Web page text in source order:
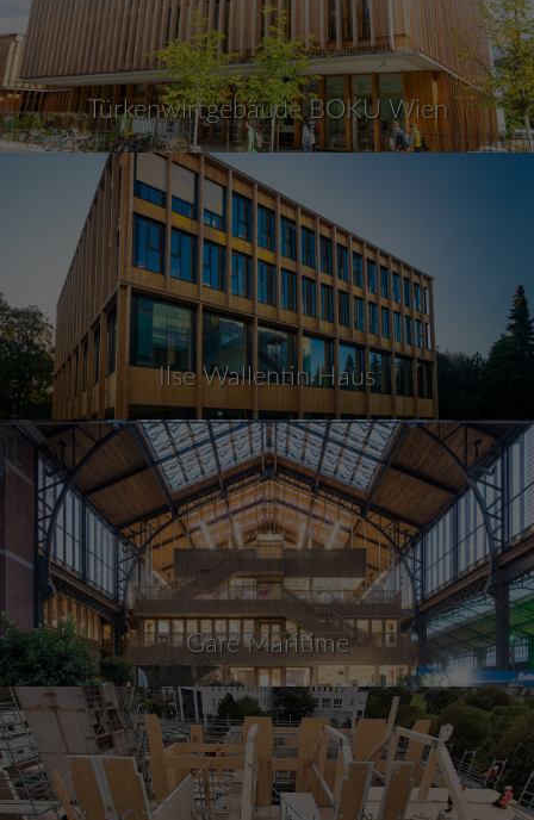
Türkenwirtgebäude BOKU Wien
Ilse Wallentin Haus
Gare Maritime